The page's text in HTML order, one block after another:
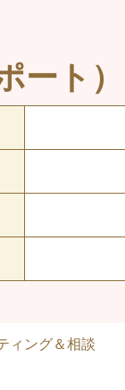
ート）
ィング＆相談